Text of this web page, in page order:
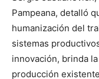
Pampeana, detalló
humanización del
sistemas
innovación, brinda
producción